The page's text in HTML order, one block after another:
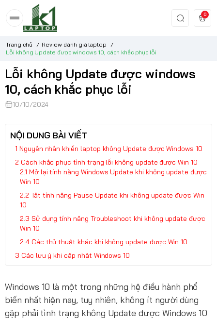
0
Trang chủ / Review đánh giá laptop
/
Lỗi không Update được windows 10, cách khắc phục lỗi
Lỗi không Update được windows
10, cách khắc phục lỗi
10/10/2024
NỘI DUNG BÀI VIẾT
Nguyên nhân khiến laptop không Update được Windows 10
Cách khắc phục tình trạng lỗi không update được Win 10
Mở lại tính năng Windows Update khi không update được
Win 10
Tắt tính năng Pause Update khi không update được Win
10
Sử dụng tính năng Troubleshoot khi không update được
Win 10
Các thủ thuật khác khi không update được Win 10
Các lưu ý khi cập nhật Windows 10
Windows 10 là một trong những hệ điều hành phổ
biến nhất hiện nay, tuy nhiên, không ít người dùng
gặp phải tình trạng không Update được Windows 10